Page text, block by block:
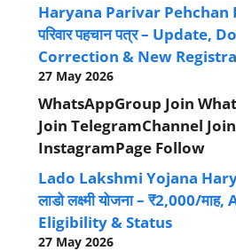
Haryana Parivar Pehchan
परिवार पहचान पत्र – Update,
Correction & New
27 May 2026
WhatsAppGroup Join
Join TelegramChannel Join
InstagramPage Follow
Lado Lakshmi Yojana
लाडो लक्ष्मी योजना – ₹2,000/
Eligibility & Status
27 May 2026